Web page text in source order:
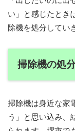
い」と感じたとき
除機を処分してい
掃除機の処
掃除機は身近な家
う」と思い込み、